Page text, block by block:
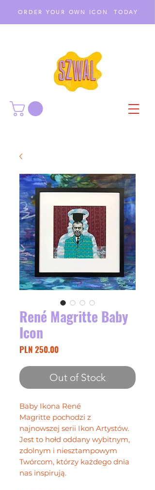
ORDER YOUR OWN ICON TODAY
René Magritte Baby
Icon
PLN 250.00Price
Out of Stock
Baby Ikona René
Magritte pochodzi z
najnowszej serii Ikon Artystów.
Jest to hołd oddany wybitnym,
zdolnym i niesztampowym
Twórcom, którzy każdego dnia
nas inspirują.